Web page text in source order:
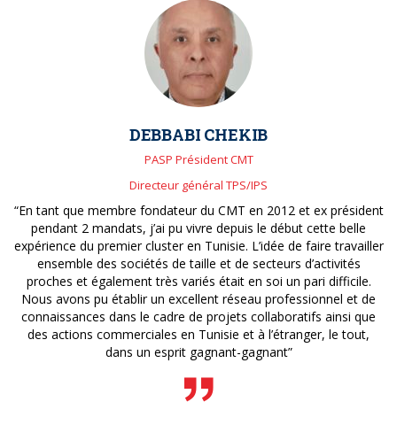
DEBBABI CHEKIB
PASP Président CMT
Directeur général TPS/IPS
“En tant que membre fondateur du CMT en 2012 et ex président
pendant 2 mandats, j’ai pu vivre depuis le début cette belle
expérience du premier cluster en Tunisie. L’idée de faire travailler
ensemble des sociétés de taille et de secteurs d’activités
proches et également très variés était en soi un pari difficile.
Nous avons pu établir un excellent réseau professionnel et de
connaissances dans le cadre de projets collaboratifs ainsi que
des actions commerciales en Tunisie et à l’étranger, le tout,
dans un esprit gagnant-gagnant”